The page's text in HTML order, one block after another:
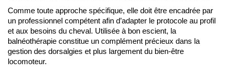
Comme toute approche spécifique, elle doit être encadrée par
un professionnel compétent afin d’adapter le protocole au profil
et aux besoins du cheval. Utilisée à bon escient, la
balnéothérapie constitue un complément précieux dans la
gestion des dorsalgies et plus largement du bien-être
locomoteur.